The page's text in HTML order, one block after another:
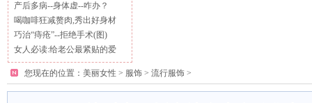
产后多病--身体虚--咋办？
喝咖啡狂减赘肉,秀出好身材
巧治“痔疮”--拒绝手术(图)
女人必读:给老公最紧贴的爱
您现在的位置： 美丽女性 > 服饰 > 流行服饰 >